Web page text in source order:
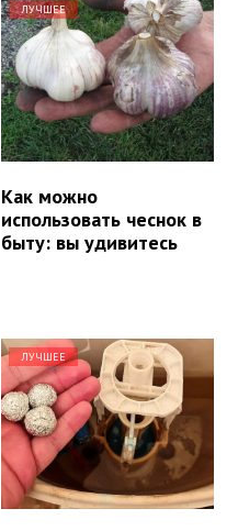
ЛУЧШЕЕ
Как можно
использовать чеснок в
быту: вы удивитесь
ЛУЧШЕЕ